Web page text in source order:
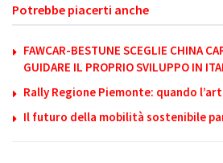
Potrebbe piacerti anche
FAWCAR-BESTUNE SCEGLIE CHINA
GUIDARE IL PROPRIO SVILUPPO IN
Rally Regione Piemonte: quando
Il futuro della mobilità sostenibile